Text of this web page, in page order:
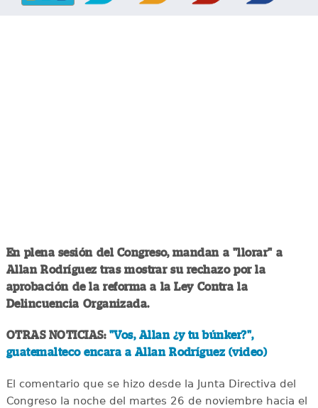
En plena sesión del Congreso, mandan a "llorar" a
Allan Rodríguez tras mostrar su rechazo por la
aprobación de la reforma a la Ley Contra la
Delincuencia Organizada.
OTRAS NOTICIAS: "Vos, Allan ¿y tu búnker?",
guatemalteco encara a Allan Rodríguez (video)
El comentario que se hizo desde la Junta Directiva del
Congreso la noche del martes 26 de noviembre hacia el